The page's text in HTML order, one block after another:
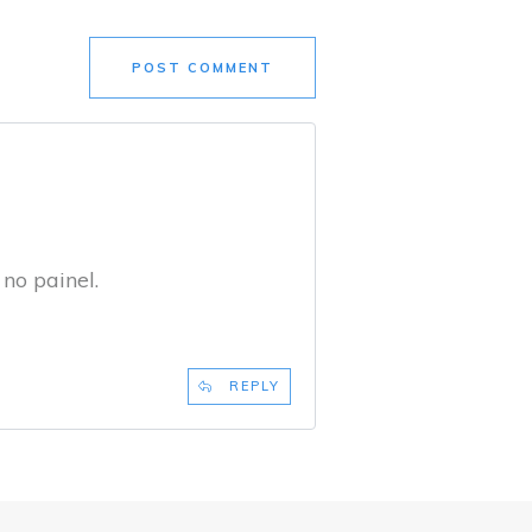
POST COMMENT
painel.
REPLY